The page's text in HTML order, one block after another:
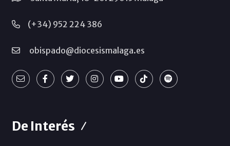
(+34) 952 224 386
obispado@diocesismalaga.es
De Interés